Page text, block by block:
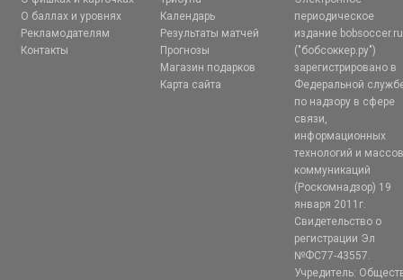
О баллах и уровнях
Рекламодателям
Контакты
Календарь
Результаты матчей
Прогнозы
Магазин подарков
Карта сайта
периодическое
издание bobsoccer.ru
("бобсоккер.ру")
зарегистрировано в
Федеральной
по надзору в сфере
связи,
информационных
технологий и
коммуникаций
(Роскомнадзор) 19
января 2011г.
Свидетельство о
регистрации Эл
№ФС77-43557.
Учредитель: